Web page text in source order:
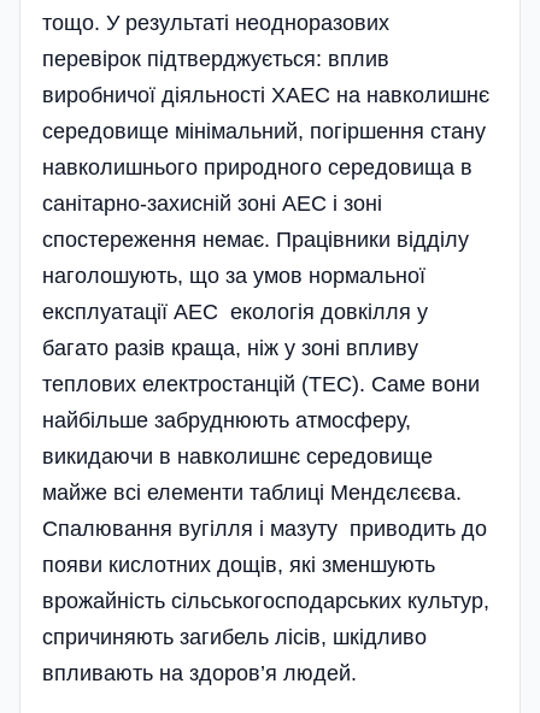
тощо. У результаті неодноразо­вих
перевірок підтверджується: вплив
виробничої діяльності ХАЕС на навколишнє
середовище міні­мальний, погіршення стану
навколишнього природного середовища в
санітарно-захисній зоні АЕС і зоні
спостереження немає. Працівники відділу
наголошують, що за умов нормальної
експлуатації АЕС екологія довкілля у
багато разів краща, ніж у зоні впливу
теплових електростанцій (ТЕС). Саме вони
найбільше забруднюють атмосферу,
викидаючи в навколишнє середовище
майже всі елементи таблиці Мендєлєєва.
Спалювання вугілля і мазуту приводить до
появи кислотних дощів, які зменшують
врожайність сільськогосподарських культур,
спричиняють загибель лісів, шкідливо
впливають на здоров’я людей.